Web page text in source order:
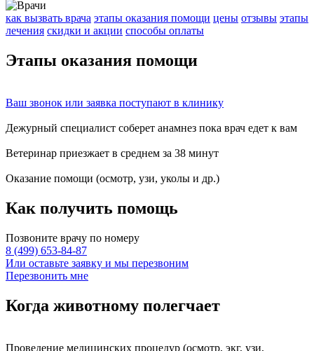
как вызвать врача этапы оказания помощи цены отзывы этапы
лечения скидки и акции способы оплаты
Этапы оказания помощи
Ваш звонок или заявка поступают в клинику
Дежурный специалист соберет анамнез пока врач едет к вам
Ветеринар приезжает в среднем за 38 минут
Оказание помощи (осмотр, узи, уколы и др.)
Как получить помощь
Позвоните врачу по номеру
8 (499) 653-84-87
Или оставьте заявку и мы перезвоним
Перезвонить мне
Когда животному полегчает
Проведение медицинских процедур (осмотр, экг, узи,